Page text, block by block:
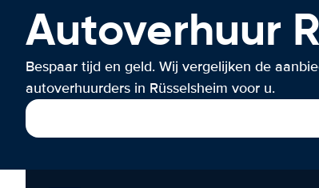
Autoverhuur
Bespaar tijd en geld. Wij vergelijken de
autoverhuurders in Rüsselsheim voor u.